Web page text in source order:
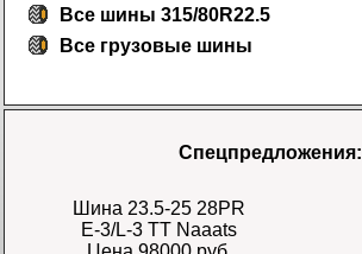
Все шины 315/80R22.5
Все грузовые шины
Спецпредложения:
Шина 23.5-25 28PR
E-3/L-3 TT Naaats